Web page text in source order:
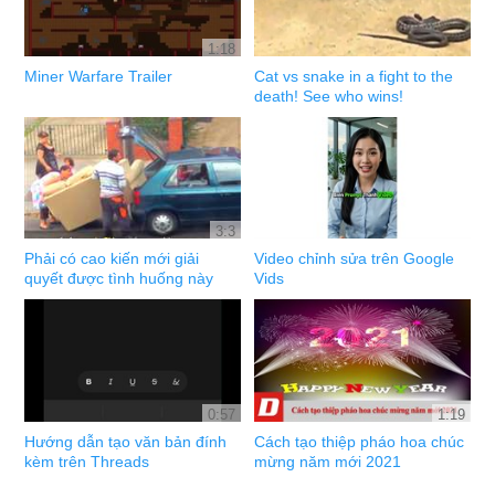
1:18
Miner Warfare Trailer
Cat vs snake in a fight to the
death! See who wins!
3:3
Phải có cao kiến mới giải
quyết được tình huống này
Video chỉnh sửa trên Google
Vids
0:57
Hướng dẫn tạo văn bản đính
kèm trên Threads
1:19
Cách tạo thiệp pháo hoa chúc
mừng năm mới 2021